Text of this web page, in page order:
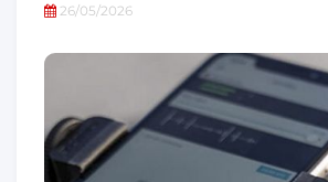
26/05/2026